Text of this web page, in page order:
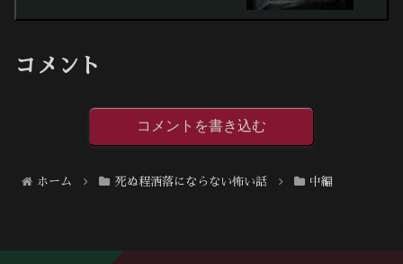
コメント
コメントを書き込む
ホーム 死ぬ程洒落にならない怖い話 中編